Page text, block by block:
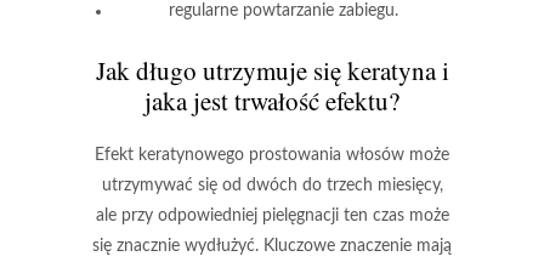
regularne powtarzanie zabiegu.
Jak długo utrzymuje się keratyna i
jaka jest trwałość efektu?
Efekt keratynowego prostowania włosów może
utrzymywać się od dwóch do trzech miesięcy,
ale przy odpowiedniej pielęgnacji ten czas może
się znacznie wydłużyć. Kluczowe znaczenie mają